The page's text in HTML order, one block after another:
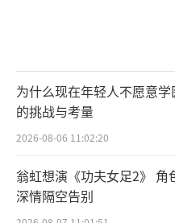
为什么现在年轻人不愿意
的挑战与考量
2026-08-06 11:02:20
翁虹想演《功夫女足2》 角
深情隔空告别